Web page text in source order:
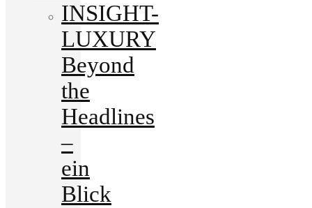
INSIGHT-
LUXURY
Beyond
the
Headlines
–
ein
Blick